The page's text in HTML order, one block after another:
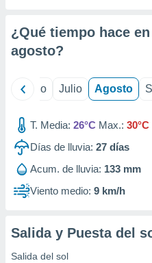
e
de
¿Qué tiempo hace
agosto?
Junio Julio Agosto
T. Media: 26°C Max.: 30°C
Días de lluvia: 27 días
Acum. de lluvia: 133 mm
Viento medio: 9 km/h
Salida y Puesta del
Salida del sol